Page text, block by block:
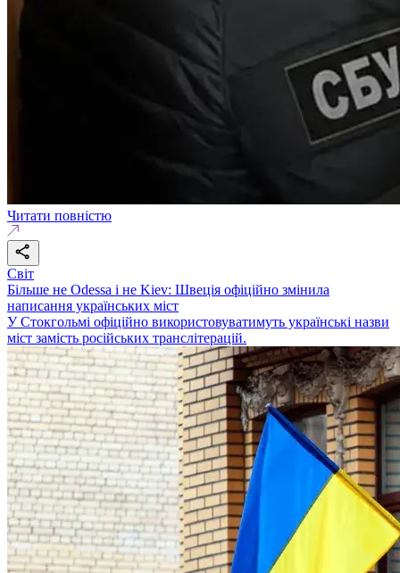
Читати повністю
Світ
Більше не Odessa і не Kiev: Швеція офіційно змінила
написання українських міст
У Стокгольмі офіційно використовуватимуть українські назви
міст замість російських транслітерацій.